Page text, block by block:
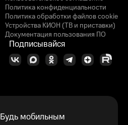
Политика конфиденциальности
Политика обработки файлов cookie
Устройства КИОН (ТВ и приставки)
Документация пользования ПО
Подписывайся
Будь мобильным